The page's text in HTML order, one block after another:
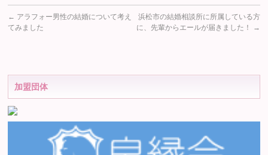
← アラフォー男性の結婚について考え
てみました
浜松市の結婚相談所に所属している方
に、先輩からエールが届きました！
→
加盟団体